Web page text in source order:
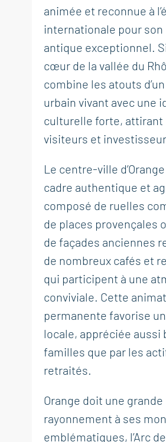
animée et reconnue à
internationale pour
antique exceptionnel.
cœur de la vallée du
combine les atouts
urbain vivant avec une
culturelle forte, attirant
visiteurs et
Le centre-ville
cadre authentique et
composé de ruelles
de places provençales
de façades anciennes
de nombreux cafés et
qui participent à une
conviviale. Cette
permanente favorise
locale, appréciée aussi
familles que par les
retraités.
Orange doit une
rayonnement à ses
emblématiques, l’Arc